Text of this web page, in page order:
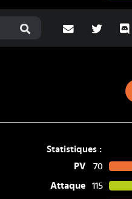
adresse email
Twitter
Statistiques :
PV
70
Attaque
115